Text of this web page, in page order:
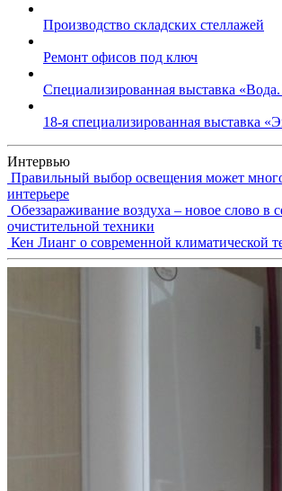
Производство складских стеллажей
Ремонт офисов под ключ
Специализированная выставка
18-я специализированная выставка
Интервью
Правильный выбор освещения может
интерьере
Обеззараживание воздуха – новое слово в
очистительной техники
Кен Лианг о современной климатической